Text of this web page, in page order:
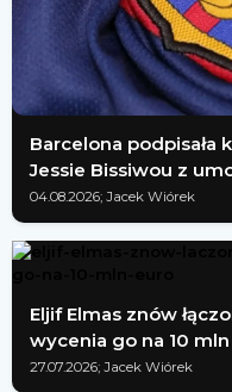
Barcelona
Jessie Bissiwou z
04.08.2026; Jacek Wiórek
Eljif Elmas znów
wycenia go na 10
27.07.2026; Jacek Wiórek